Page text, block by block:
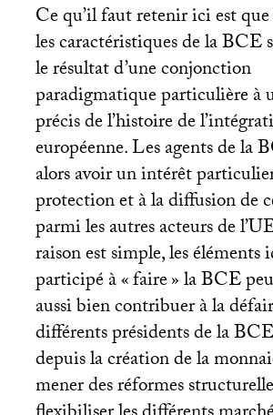
Ce qu’il faut retenir ici est
les caractéristiques de laBCE
le résultat d’une conjonction
paradigmatique particulière à
précis de l’histoire de
européenne. Les agents de la
alors avoir un intérêt
protection et à la diffusion de
parmi les autres acteurs de l’
raison est simple, les éléments
participé à «faire» laBCE
aussi bien contribuer à la
différents présidents de laBCE
depuis la création de la
mener des réformes